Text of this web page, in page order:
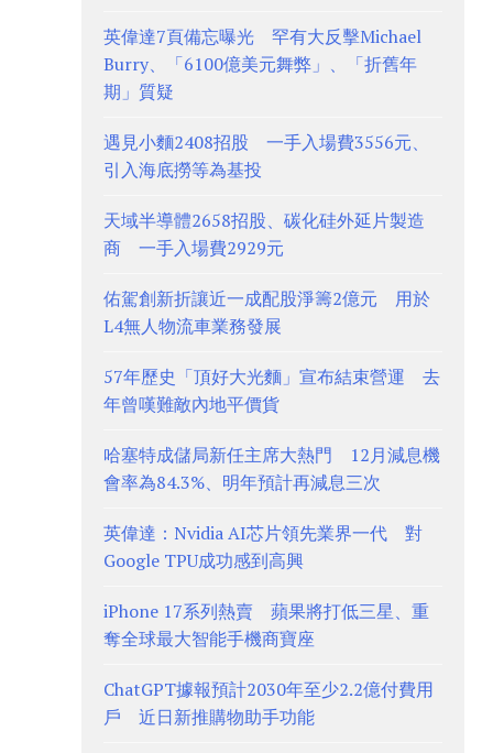
英偉達7頁備忘曝光 罕有大反擊Michael
Burry、「6100億美元舞弊」、「折舊年
期」質疑
遇見小麵2408招股 一手入場費3556元、
引入海底撈等為基投
天域半導體2658招股、碳化硅外延片製造
商 一手入場費2929元
佑駕創新折讓近一成配股淨籌2億元 用於
L4無人物流車業務發展
57年歷史「頂好大光麵」宣布結束營運 去
年曾嘆難敵內地平價貨
哈塞特成儲局新任主席大熱門 12月減息機
會率為84.3%、明年預計再減息三次
英偉達：Nvidia AI芯片領先業界一代 對
Google TPU成功感到高興
iPhone 17系列熱賣 蘋果將打低三星、重
奪全球最大智能手機商寶座
ChatGPT據報預計2030年至少2.2億付費用
戶 近日新推購物助手功能